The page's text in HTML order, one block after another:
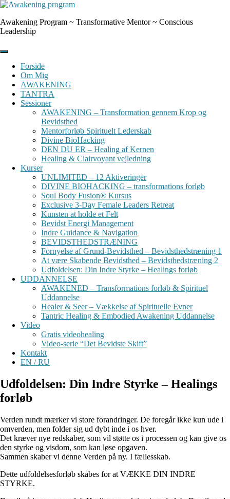
Skip
content
Awakening Program ~ Transformative Mentor ~ Conscious
Leadership
Forside
Om Mig
AWAKENING
TANTRA
Sessioner
AWAKENING – Transformation gennem Krop og
Bevidsthed
Mentorforløb Spirituelt Lederskab
Divine BioHacking
DEN DU ER – Healing af Kernen
Healing & Clairvoyant vejledning
Kurser
UNLIMITED – 12 Aktiveringer
DIVINE BIOHACKING – transformations forløb
Soul Body Fusion® Kursus
Exclusive 3-Day Female Leaders Retreat
Kunsten at holde et Felt
Bevidst Energi Management
Indre Guidance & Navigation
BEVIDSTHEDSTRÆNING
Fornyelse af Grund-Bevidsthed – Bevidsthedstræning 1
At være Skabende Bevidsthed – Bevidsthedstræning 2
Udfoldelsen: Din Indre Styrke – Healings forløb
UDDANNELSE
AWAKENED – Transformations forløb & Spirituel
Uddannelse
Healer & Seer – Vækkelse af Spirituelle Evner
Tantric Healing & Embodied Awakening Uddannelse
Video
Gratis videohealing
Video-serie “Det Bevidste Skift”
Kontakt
EN / RU
Udfoldelsen: Din Indre Styrke – Healings
forløb
Verden rundt mærker vi store forandringer. De foregår ikke kun ude i
omverden, men folder sig ud dybt inde i os hver.
Det kræver nye redskaber, som vil støtte os i processen og kan give os
den styrke og visdom, som kan løse opgaven.
Sammen skaber vi denne Verden på ny. I fællesskab.
Dette udfoldelsesforløb skabes for at VÆKKE DIN INDRE
STYRKE.